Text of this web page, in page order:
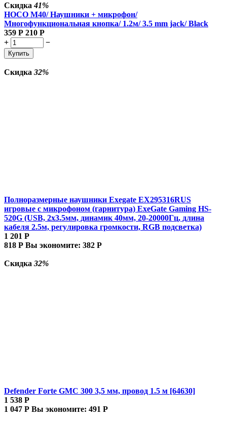
Скидка41%
HOCO M40/ Наушники + микрофон/
Многофункциональная кнопка/ 1.2м/ 3.5 mm jack/ Black
359 Р 210 Р
+
−
Купить
Скидка 32%
Полноразмерные наушники Exegate EX295316RUS
игровые с микрофоном (гарнитура) ExeGate Gaming HS-
520G (USB, 2x3.5мм, динамик 40мм, 20-20000Гц, длина
кабеля 2.5м, регулировка громкости, RGB подсветка)
1 201 Р
818 Р Вы экономите: 382 Р
Скидка 32%
Defender Forte GMC 300 3,5 мм, провод 1.5 м [64630]
1 538 Р
1 047 Р Вы экономите: 491 Р